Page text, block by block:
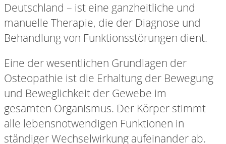
Deutschland – ist eine ganzheitliche und
manuelle Therapie, die der Diagnose und
Behandlung von Funktionsstörungen dient.
Eine der wesentlichen Grundlagen der
Osteopathie ist die Erhaltung der Bewegung
und Beweglichkeit der Gewebe im
gesamten Organismus. Der Körper stimmt
alle lebensnotwendigen Funktionen in
ständiger Wechselwirkung aufeinander ab.